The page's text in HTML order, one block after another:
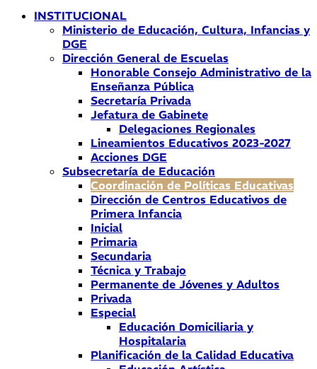
INSTITUCIONAL
Ministerio de Educación, Cultura, Infancias y
DGE
Dirección General de Escuelas
Honorable Consejo Administrativo de la
Enseñanza Pública
Secretaría Privada
Jefatura de Gabinete
Delegaciones Regionales
Lineamientos Educativos 2023-2027
Acciones DGE
Subsecretaría de Educación
Coordinación de Políticas Educativas
Dirección de Centros Educativos de
Primera Infancia
Inicial
Primaria
Secundaria
Técnica y Trabajo
Permanente de Jóvenes y Adultos
Privada
Especial
Educación Domiciliaria y
Hospitalaria
Planificación de la Calidad Educativa